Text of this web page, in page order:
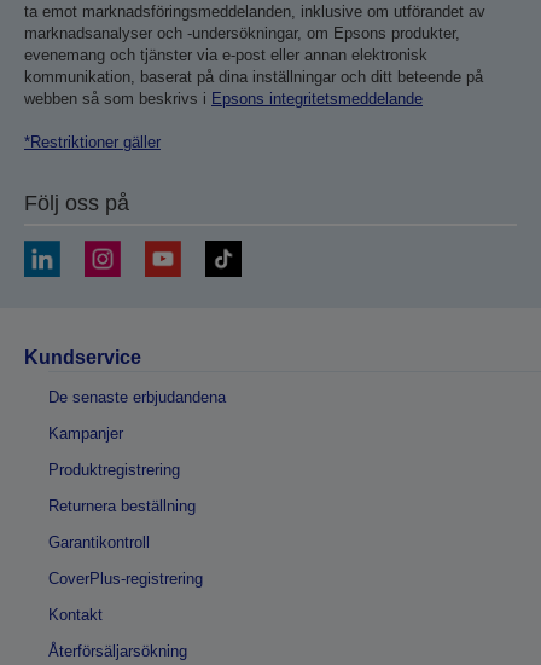
ta emot marknadsföringsmeddelanden, inklusive om utförandet av
marknadsanalyser och -undersökningar, om Epsons produkter,
evenemang och tjänster via e-post eller annan elektronisk
kommunikation, baserat på dina inställningar och ditt beteende på
webben så som beskrivs i Epsons integritetsmeddelande
*Restriktioner gäller
Följ oss på
Kundservice
De senaste erbjudandena
Kampanjer
Produktregistrering
Returnera beställning
Garantikontroll
CoverPlus-registrering
Kontakt
Återförsäljarsökning